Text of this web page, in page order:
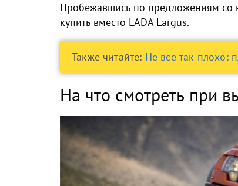
Пробежавшись по предложениям со
купить вместо LADA Largus.
Также читайте: Не все так плохо:
На что смотреть при